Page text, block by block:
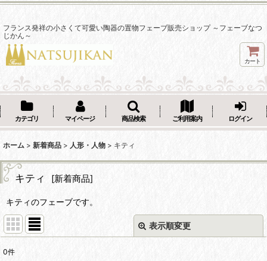
フランス発祥の小さくて可愛い陶器の置物フェーブ販売ショップ ～フェーブなつ
じかん～
カート
カテゴリ マイページ 商品検索 ご利用案内 ログイン
ホーム > 新着商品 > 人形・人物 > キティ
キティ [新着商品]
キティのフェーブです。
表示順変更
0件